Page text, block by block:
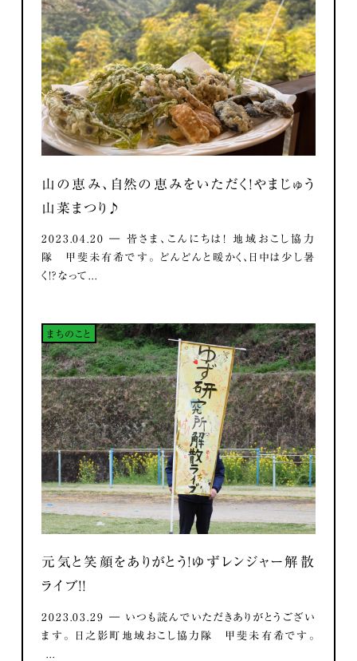
山の恵み、自然の恵みをいただく！やまじゅう
山菜まつり♪
2023.04.20 ― 皆さま、こんにちは！ 地域おこし協力
隊 甲斐未有希です。 どんどんと暖かく、日中は少し暑
く！？なって...
まちのこと
元気と笑顔をありがとう！ゆずレンジャー解散
ライブ！！
2023.03.29 ― いつも読んでいただきありがとうござい
ます。 日之影町地域おこし協力隊 甲斐未有希です。
...